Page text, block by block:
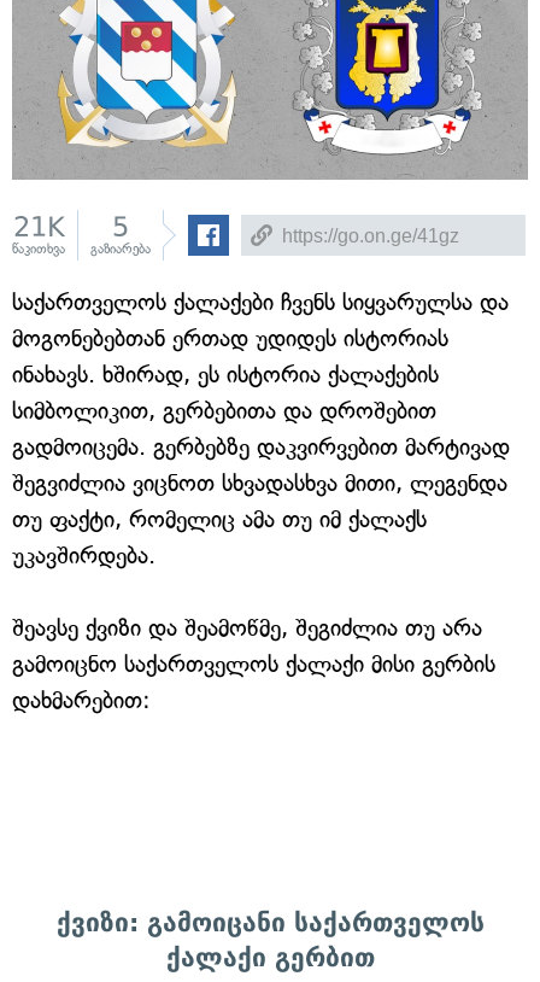
21K
წაკითხვა
5
გაზიარება
საქართველოს ქალაქები ჩვენს სიყვარულსა და
მოგონებებთან ერთად უდიდეს ისტორიას
ინახავს. ხშირად, ეს ისტორია ქალაქების
სიმბოლიკით, გერბებითა და დროშებით
გადმოიცემა. გერბებზე დაკვირვებით მარტივად
შეგვიძლია ვიცნოთ სხვადასხვა მითი, ლეგენდა
თუ ფაქტი, რომელიც ამა თუ იმ ქალაქს
უკავშირდება.
შეავსე ქვიზი და შეამოწმე, შეგიძლია თუ არა
გამოიცნო საქართველოს ქალაქი მისი გერბის
დახმარებით:
ქვიზი: გამოიცანი საქართველოს
ქალაქი გერბით